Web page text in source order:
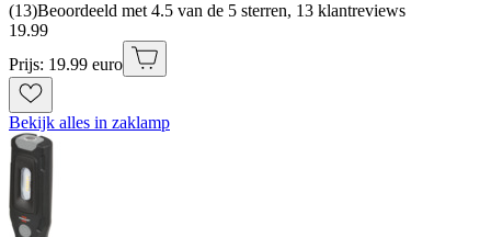
(13)Beoordeeld met 4.5 van de 5 sterren, 13 klantreviews
19.99
Prijs: 19.99 euro
Bekijk alles in zaklamp